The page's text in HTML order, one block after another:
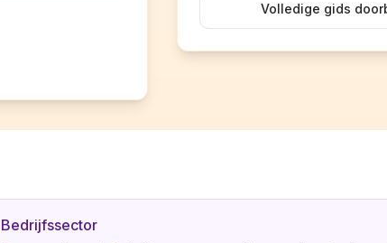
Volledige gids
Bedrijfssector